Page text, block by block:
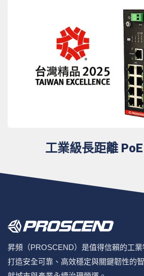
工業級長距離
昇頻（PROSCEND）是值得信賴的工
打造安全可靠、高效穩定與關鍵韌性的